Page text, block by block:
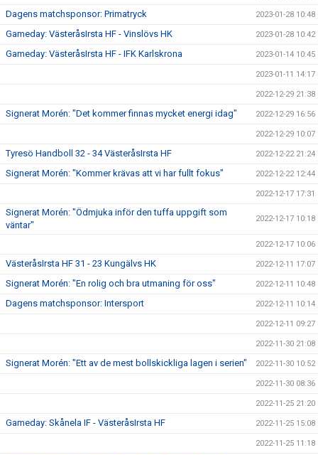
Dagens matchsponsor: Primatryck 2023-01-28 10:48
Gameday: VästeråsIrsta HF - Vinslövs HK 2023-01-28 10:42
Gameday: VästeråsIrsta HF - IFK Karlskrona 2023-01-14 10:45
2023-01-11 14:17
2022-12-29 21:38
Signerat Morén: "Det kommer finnas mycket energi idag" 2022-12-29 16:56
2022-12-29 10:07
Tyresö Handboll 32 - 34 VästeråsIrsta HF 2022-12-22 21:24
Signerat Morén: "Kommer krävas att vi har fullt fokus" 2022-12-22 12:44
2022-12-17 17:31
Signerat Morén: "Ödmjuka inför den tuffa uppgift som
väntar"
2022-12-17 10:18
2022-12-17 10:06
VästeråsIrsta HF 31 - 23 Kungälvs HK 2022-12-11 17:07
Signerat Morén: "En rolig och bra utmaning för oss" 2022-12-11 10:48
Dagens matchsponsor: Intersport 2022-12-11 10:14
2022-12-11 09:27
2022-11-30 21:08
Signerat Morén: "Ett av de mest bollskickliga lagen i serien" 2022-11-30 10:52
2022-11-30 08:36
2022-11-25 21:20
Gameday: Skånela IF - VästeråsIrsta HF 2022-11-25 15:08
2022-11-25 11:18